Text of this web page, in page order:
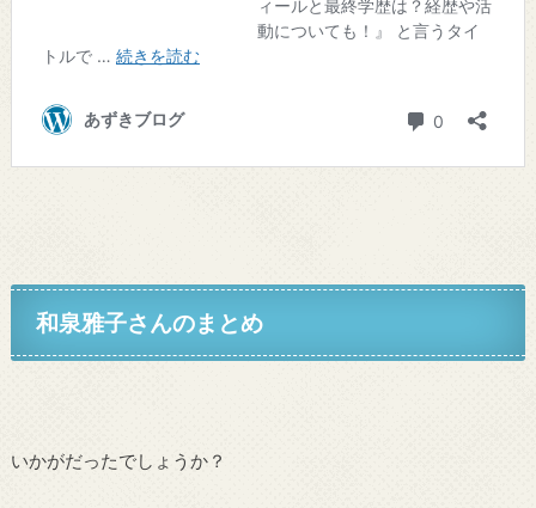
和泉雅子さんのまとめ
いかがだったでしょうか？